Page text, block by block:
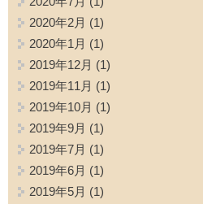
2020年2月 (1)
2020年1月 (1)
2019年12月 (1)
2019年11月 (1)
2019年10月 (1)
2019年9月 (1)
2019年7月 (1)
2019年6月 (1)
2019年5月 (1)